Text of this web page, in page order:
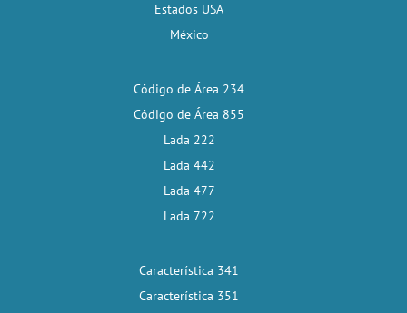
Estados USA
México
Código de Área 234
Código de Área 855
Lada 222
Lada 442
Lada 477
Lada 722
Característica 341
Característica 351